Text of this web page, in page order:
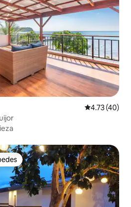
Calificación
4.73 (40)
entre huéspedes